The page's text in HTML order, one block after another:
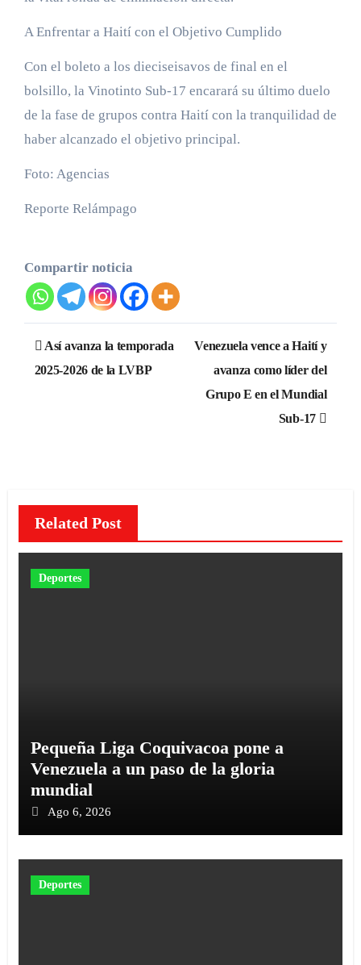
A Enfrentar a Haití con el Objetivo Cumplido
Con el boleto a los dieciseisavos de final en el
bolsillo, la Vinotinto Sub-17 encarará su último duelo
de la fase de grupos contra Haití con la tranquilidad de
haber alcanzado el objetivo principal.
Foto: Agencias
Reporte Relámpago
Compartir noticia
Navegación
de
Así avanza la temporada
2025-2026 de la LVBP
Venezuela vence a Haití y
avanza como líder del
Grupo E en el Mundial
Sub-17
Related Post
Deportes
‎Pequeña Liga Coquivacoa pone a
Venezuela a un paso de la gloria
mundial
Ago 6, 2026
Deportes